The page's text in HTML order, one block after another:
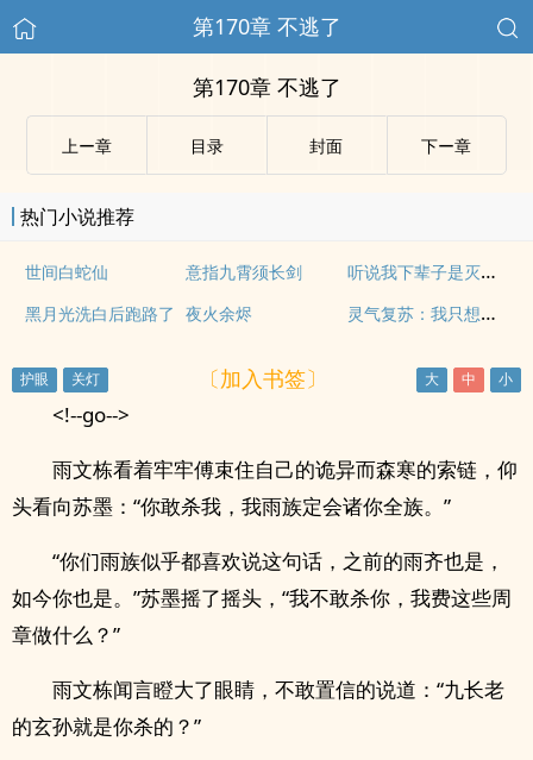
第170章 不逃了
第170章 不逃了
上ー章 目录 封面 下ー章
热门小说推荐
世间白蛇仙 意指九霄须长剑 听说我下辈子是灭世魔头
黑月光洗白后跑路了 夜火余烬 灵气复苏：我只想安静的种田
〔加入书签〕
<!--go-->
雨文栋看着牢牢傅束住自己的诡异而森寒的索链，仰
头看向苏墨：“你敢杀我，我雨族定会诸你全族。”
“你们雨族似乎都喜欢说这句话，之前的雨齐也是，
如今你也是。”苏墨摇了摇头，“我不敢杀你，我费这些周
章做什么？”
雨文栋闻言瞪大了眼睛，不敢置信的说道：“九长老
的玄孙就是你杀的？”